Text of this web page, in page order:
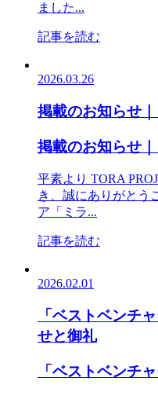
ました...
記事を読む
2026.03.26
掲載のお知らせ
掲載のお知らせ
平素より TORA
き、誠にありがとう
ア「ミラ...
記事を読む
2026.02.01
「ベストベンチ
せと御礼
「ベストベンチ